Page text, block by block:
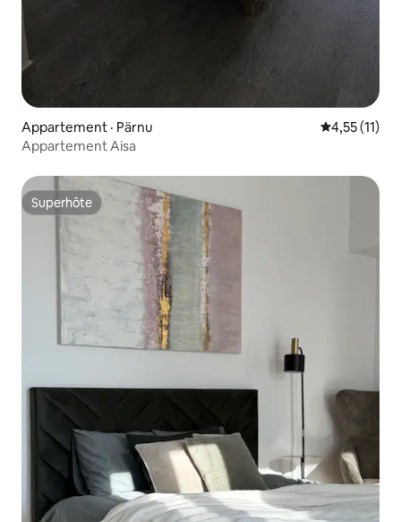
Appartement · Pärnu Note
4,55 (11)
Appartement Aisa
Superhôte
Superhôte